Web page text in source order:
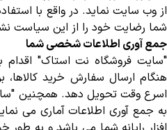
از وب سایت نماید. در واقع با
شما رضایت خود را از این سیاست
جمع آوری اطلاعات شخصی شما
"سایت فروشگاه نت استاک" اقدام
هنگام ارسال سفارش خرید کالاها،
اسرع وقت تحویل دهد. همچنین
به جمع آوری اطلاعات آماری می